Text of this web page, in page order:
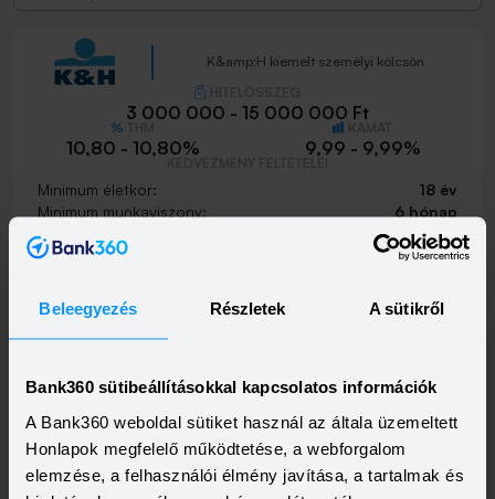
Beleegyezés Részletek A sütikről
Bank360 sütibeállításokkal kapcsolatos információk
A Bank360 weboldal sütiket használ az általa üzemeltett
Honlapok megfelelő működtetése, a webforgalom
elemzése, a felhasználói élmény javítása, a tartalmak és
K&amp;H kiemelt személyi kölcsön
3 000 000 - 15 000 000 Ft
10,80 - 10,80% 9,99 - 9,99%
Minimum életkor:
18 év
Minimum munkaviszony:
6 hónap
Minimum jövedelem:
400 000 Ft
K&amp;H személyi kölcsön
HITELÖSSZEG
500 000 - 15 000 000 Ft
THM
21,20 - 21,20%
KAMAT
18,99 - 18,99%